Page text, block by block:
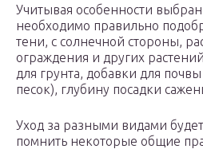
Учитывая особенности
необходимо правильно
тени, с солнечной стороны,
ограждения и других
для грунта, добавки для
песок), глубину посадки
Уход за разными видами
помнить некоторые общие